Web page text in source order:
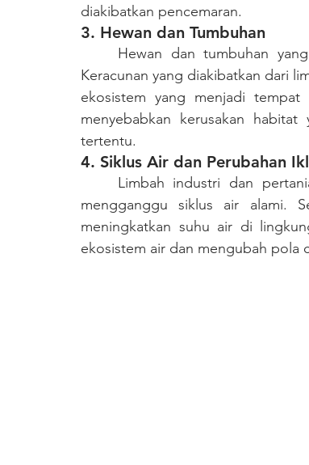
diakibatkan pencemaran.
3. Hewan dan Tumbuhan
Keracunan yang diakibatkan dari
ekosistem yang menjadi
menyebabkan kerusakan habitat
tertentu.
4. Siklus Air dan Perubahan
mengganggu siklus air alami.
meningkatkan suhu air di
ekosistem air dan mengubah pola